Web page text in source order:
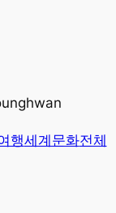
행세계문화전체